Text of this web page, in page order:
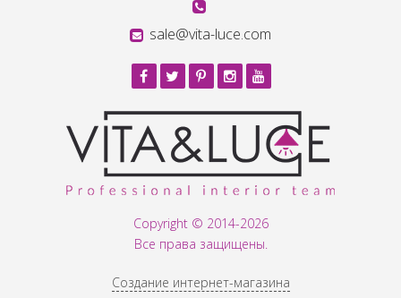
sale@vita-luce.com
Copyright © 2014-2026
Все права защищены.
Создание интернет-магазина